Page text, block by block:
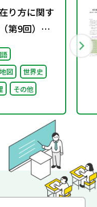
り方に関す
第9回）配
図
世界史
その他